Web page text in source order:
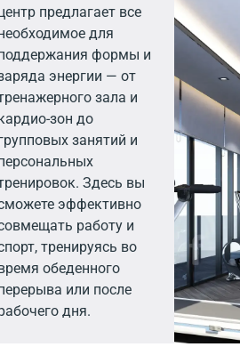
предлагает все
для
формы и
энергии — от
зала и
зон до
занятий и
Здесь вы
эффективно
работу и
тренируясь во
обеденного
или после
дня.